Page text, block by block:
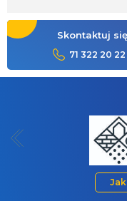
Skontaktuj
71 322 20 22